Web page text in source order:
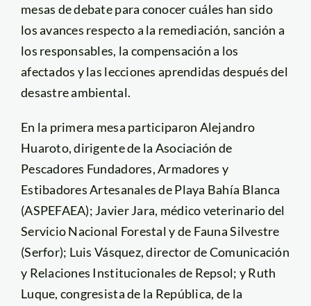
mesas de debate para conocer cuáles han sido
los avances respecto a la remediación, sanción a
los responsables, la compensación a los
afectados y las lecciones aprendidas después del
desastre ambiental.
En la primera mesa participaron Alejandro
Huaroto, dirigente de la Asociación de
Pescadores Fundadores, Armadores y
Estibadores Artesanales de Playa Bahía Blanca
(ASPEFAEA); Javier Jara, médico veterinario del
Servicio Nacional Forestal y de Fauna Silvestre
(Serfor); Luis Vásquez, director de Comunicación
y Relaciones Institucionales de Repsol; y Ruth
Luque, congresista de la República, de la